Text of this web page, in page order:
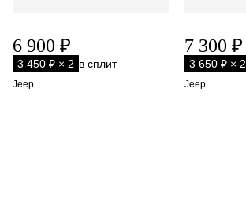
6 900 ₽
3 450 ₽ × 2 в сплит
Jeep
7 300 ₽
3 650 ₽ × 2
Jeep